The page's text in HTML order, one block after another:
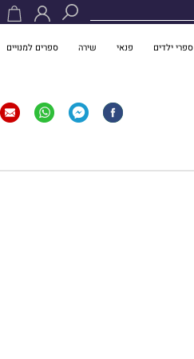
ספרי ילדים פנאי שירה ספרים למנויים